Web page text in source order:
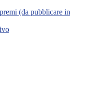
(da pubblicare in